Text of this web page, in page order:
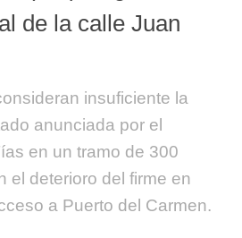
de la calle Juan
insuficiente la
anunciada por el
en un tramo de 300
el deterioro del firme en
a Puerto del Carmen.